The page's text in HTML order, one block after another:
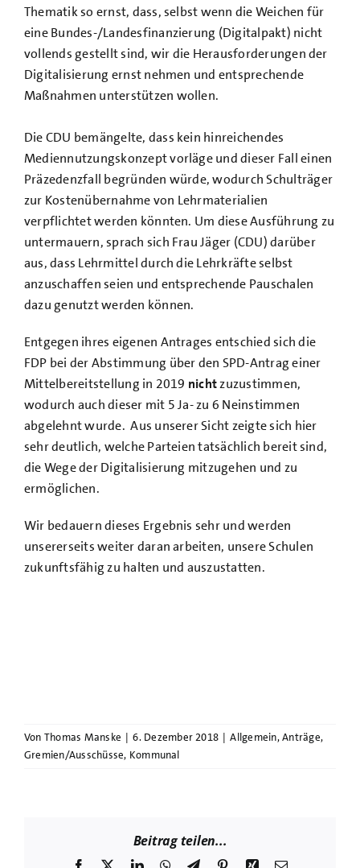
Thematik so ernst, dass, selbst wenn die Weichen für
eine Bundes-/Landesfinanzierung (Digitalpakt) nicht
vollends gestellt sind, wir die Herausforderungen der
Digitalisierung ernst nehmen und entsprechende
Maßnahmen unterstützen wollen.
Die CDU bemängelte, dass kein hinreichendes
Mediennutzungskonzept vorläge und dieser Fall einen
Präzedenzfall begründen würde, wodurch Schulträger
zur Kostenübernahme von Lehrmaterialien
verpflichtet werden könnten. Um diese Ausführung zu
untermauern, sprach sich Frau Jäger (CDU) darüber
aus, dass Lehrmittel durch die Lehrkräfte selbst
anzuschaffen seien und entsprechende Pauschalen
dazu genutzt werden können.
Entgegen ihres eigenen Antrages entschied sich die
FDP bei der Abstimmung über den SPD-Antrag einer
Mittelbereitstellung in 2019 nichtzuzustimmen,
wodurch auch dieser mit 5 Ja- zu 6 Neinstimmen
abgelehnt wurde. Aus unserer Sicht zeigte sich hier
sehr deutlich, welche Parteien tatsächlich bereit sind,
die Wege der Digitalisierung mitzugehen und zu
ermöglichen.
Wir bedauern dieses Ergebnis sehr und werden
unsererseits weiter daran arbeiten, unsere Schulen
zukunftsfähig zu halten und auszustatten.
Von Thomas Manske | 6. Dezember 2018 | Allgemein,Anträge,
Gremien/Ausschüsse, Kommunal
Beitrag teilen...
Facebook LinkedInWhatsApp
TelegramPinterestXing E-